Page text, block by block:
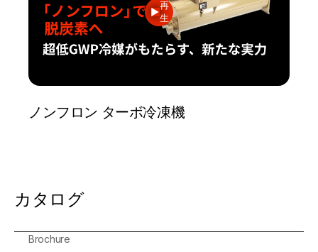
再
生
ノンフロン ターボ冷凍機
カタログ
Brochure